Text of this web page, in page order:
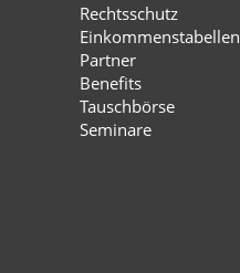
Rechtsschutz
Einkommenstabellen
Partner
Benefits
Tauschbörse
Seminare